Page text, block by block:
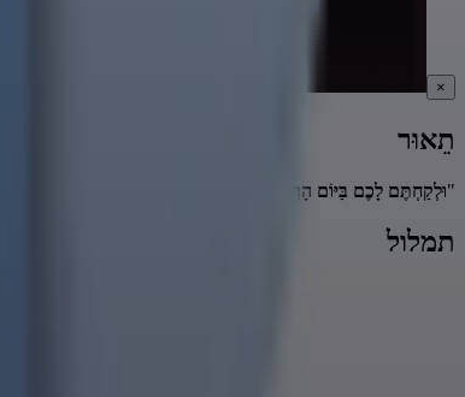
×
תֵאוּר
"וּלְקַחְתֶּם לָכֶם בַּיּוֹם הָרִאשׁוֹן פְּרִי עֵץ הָדָר כַּפֹּת תְּמָרִים וַעֲנַף
תמלול